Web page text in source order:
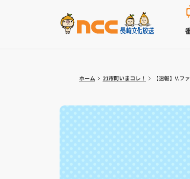
ホーム 21市町いまコレ！ 【速報】V.フ